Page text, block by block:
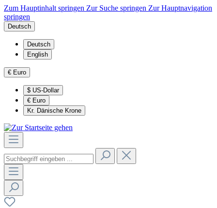
Zum Hauptinhalt springen Zur Suche springen Zur Hauptnavigation
springen
Deutsch
Deutsch
English
€ Euro
$ US-Dollar
€ Euro
Kr. Dänische Krone